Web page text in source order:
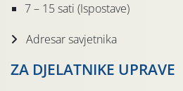
7 – 15 sati (Ispostave)
Adresar savjetnika
ZA DJELATNIKE UPRAVE